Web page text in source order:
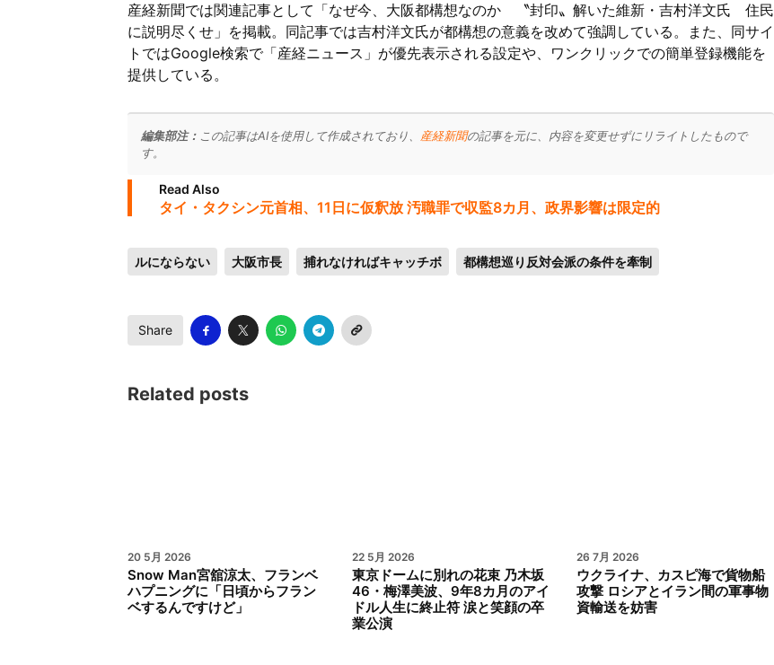
産経新聞では関連記事として「なぜ今、大阪都構想なのか 〝封印〟解いた維新・吉村洋文氏 住民
に説明尽くせ」を掲載。同記事では吉村洋文氏が都構想の意義を改めて強調している。また、同サイ
トではGoogle検索で「産経ニュース」が優先表示される設定や、ワンクリックでの簡単登録機能を
提供している。
編集部注： この記事はAIを使用して作成されており、 産経新聞の記事を元に、内容を変更せずにリライトしたもので
す。
Read Also
タイ・タクシン元首相、11日に仮釈放 汚職罪で収監8カ月、政界影響は限定的
ルにならない 大阪市長 捕れなければキャッチボ 都構想巡り反対会派の条件を牽制
Share
Related posts
20 5月 2026
Snow Man宮舘涼太、フランベ
ハプニングに「日頃からフラン
ベするんですけど」
22 5月 2026
東京ドームに別れの花束 乃木坂
46・梅澤美波、9年8カ月のアイ
ドル人生に終止符 涙と笑顔の卒
業公演
26 7月 2026
ウクライナ、カスピ海で貨物船
攻撃 ロシアとイラン間の軍事物
資輸送を妨害